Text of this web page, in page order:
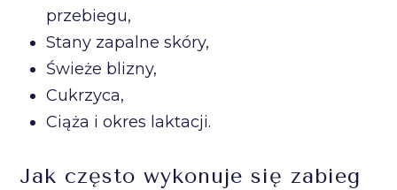
przebiegu,
Stany zapalne skóry,
Świeże blizny,
Cukrzyca,
Ciąża i okres laktacji.
Jak często wykonuje się zabieg